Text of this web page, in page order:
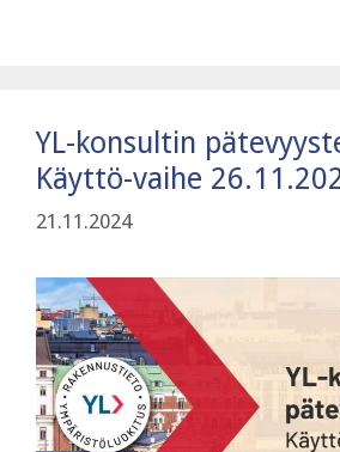
YL-konsultin
Käyttö-vaihe
21.11.2024